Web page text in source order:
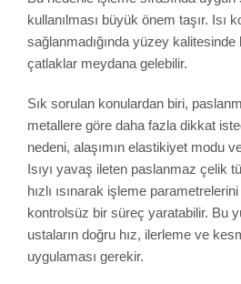
kullanılması büyük önem taşır. Isı
sağlanmadığında yüzey
çatlaklar meydana gelebilir.
Sık sorulan konulardan biri,
metallere göre daha fazla dikkat
nedeni, alaşımın elastikiyet modu
Isıyı yavaş ileten paslanmaz çelik
hızlı ısınarak işleme
kontrolsüz bir süreç yaratabilir. Bu
ustaların doğru hız, ilerleme ve
uygulaması gerekir.